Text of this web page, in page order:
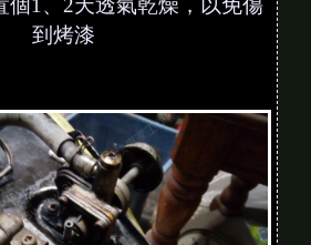
個1、2天透氣乾燥，以免傷
到烤漆